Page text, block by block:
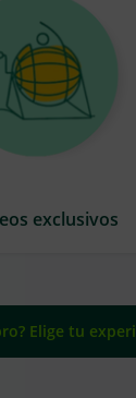
exclusivos
Elige tu